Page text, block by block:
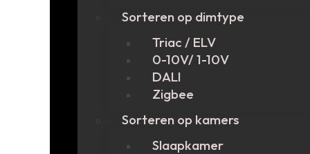
Sorteren op dimtype
Triac / ELV
0-10V/ 1-10V
DALI
Zigbee
Sorteren op kamers
Slaapkamer